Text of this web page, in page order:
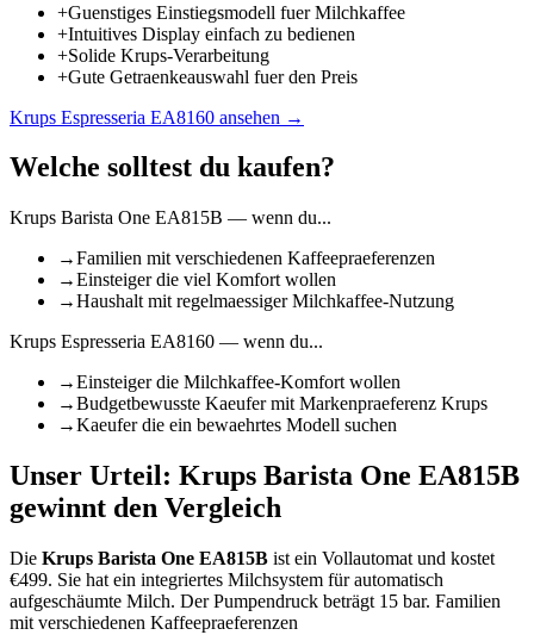
+Guenstiges Einstiegsmodell fuer Milchkaffee
+Intuitives Display einfach zu bedienen
+Solide Krups-Verarbeitung
+Gute Getraenkeauswahl fuer den Preis
Krups Espresseria EA8160 ansehen →
Welche solltest du kaufen?
Krups Barista One EA815B — wenn du...
→Familien mit verschiedenen Kaffeepraeferenzen
→Einsteiger die viel Komfort wollen
→Haushalt mit regelmaessiger Milchkaffee-Nutzung
Krups Espresseria EA8160 — wenn du...
→Einsteiger die Milchkaffee-Komfort wollen
→Budgetbewusste Kaeufer mit Markenpraeferenz Krups
→Kaeufer die ein bewaehrtes Modell suchen
Unser Urteil: Krups Barista One EA815B
gewinnt den Vergleich
Die Krups Barista One EA815B ist ein Vollautomat und kostet
€499. Sie hat ein integriertes Milchsystem für automatisch
aufgeschäumte Milch. Der Pumpendruck beträgt 15 bar. Familien
mit verschiedenen Kaffeepraeferenzen